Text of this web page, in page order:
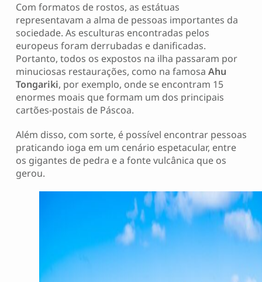
Com formatos de rostos, as estátuas
representavam a alma de pessoas importantes da
sociedade. As esculturas encontradas pelos
europeus foram derrubadas e danificadas.
Portanto, todos os expostos na ilha passaram por
minuciosas restaurações, como na famosa Ahu
Tongariki, por exemplo, onde se encontram 15
enormes moais que formam um dos principais
cartões-postais de Páscoa.
Além disso, com sorte, é possível encontrar pessoas
praticando ioga em um cenário espetacular, entre
os gigantes de pedra e a fonte vulcânica que os
gerou.